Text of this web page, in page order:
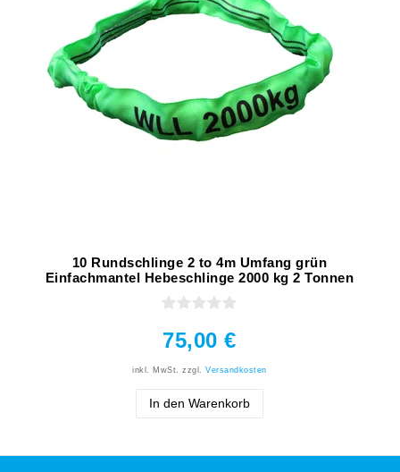
10 Rundschlinge 2 to 4m Umfang grün
Einfachmantel Hebeschlinge 2000 kg 2 Tonnen
75,00 €
inkl. MwSt. zzgl.Versandkosten
In den Warenkorb